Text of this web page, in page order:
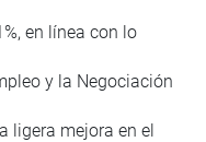
en línea con lo
y la Negociación
ligera mejora en el